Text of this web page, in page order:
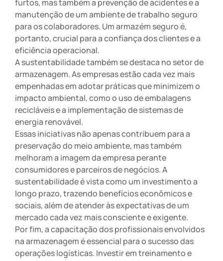
furtos, mas também a prevenção de acidentes e a
manutenção de um ambiente de trabalho seguro
para os colaboradores. Um armazém seguro é,
portanto, crucial para a confiança dos clientes e a
eficiência operacional.
A sustentabilidade também se destaca no setor de
armazenagem. As empresas estão cada vez mais
empenhadas em adotar práticas que minimizem o
impacto ambiental, como o uso de embalagens
recicláveis e a implementação de sistemas de
energia renovável.
Essas iniciativas não apenas contribuem para a
preservação do meio ambiente, mas também
melhoram a imagem da empresa perante
consumidores e parceiros de negócios. A
sustentabilidade é vista como um investimento a
longo prazo, trazendo benefícios econômicos e
sociais, além de atender às expectativas de um
mercado cada vez mais consciente e exigente.
Por fim, a capacitação dos profissionais envolvidos
na armazenagem é essencial para o sucesso das
operações logísticas. Investir em treinamento e